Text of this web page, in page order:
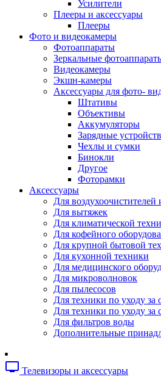
Аксессуары для
Внешние
Гарнитуры
Держатели и
Док станции
Зарядные
Защитные
Кабели и
Моноподы
Пленки для
Прочие
Стилусы
Трекеры
Чехлы для
Чехлы для
Аксессуары для
Аксессуары к
Офис
Принтеры лазерные
Принтеры
Принтеры
Мфу лазерные
Мфу струйные
Мфу светодиодные
Портативные
Принтеры для
Копировальные
Сканеры
Плоттеры
Ламинаторы
Телефония
Усилители
Плееры и аксессуары
Плееры
Фото и видеокамеры
Фотоаппараты
Зеркальные
Видеокамеры
Экшн-камеры
Аксессуары для фото-
Штативы
Объективы
Аккумуляторы
Зарядные
Чехлы и сумки
Бинокли
Другое
Фоторамки
Аксессуары
Для воздухоочистителей
Для вытяжек
Для климатической
Для кофейного
Для крупной бытовой
Для кухонной техники
Для медицинского
Для микроволновок
Для пылесосов
Для техники по уходу за
Для техники по уходу за
Для фильтров воды
Дополнительные
tv Телевизоры и аксессуары